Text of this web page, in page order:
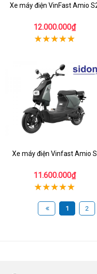
Xe máy điện VinFast Amio
12.000.000₫
Xe máy điện Vinfast Amio S
11.600.000₫
1 2